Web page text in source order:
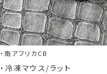
・南アフリカCB
・冷凍マウス/ラット